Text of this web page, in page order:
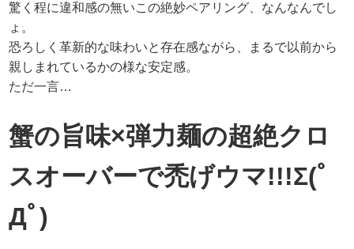
驚く程に違和感の無いこの絶妙ペアリング、なんなんでし
ょ。
恐ろしく革新的な味わいと存在感ながら、まるで以前から
親しまれているかの様な安定感。
ただ一言…
蟹の旨味×弾力麺の超絶クロ
スオーバーで禿げウマ!!!Σ(ﾟ
Дﾟ)